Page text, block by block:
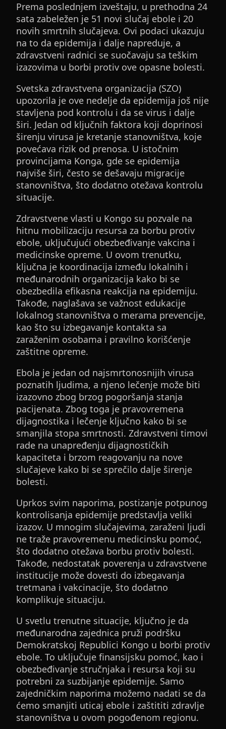
Prema poslednjem izveštaju, u prethodna 24
sata zabeležen je 51 novi slučaj ebole i 20
novih smrtnih slučajeva. Ovi podaci ukazuju
na to da epidemija i dalje napreduje, a
zdravstveni radnici se suočavaju sa teškim
izazovima u borbi protiv ove opasne bolesti.
Svetska zdravstvena organizacija (SZO)
upozorila je ove nedelje da epidemija još nije
stavljena pod kontrolu i da se virus i dalje
širi. Jedan od ključnih faktora koji doprinosi
širenju virusa je kretanje stanovništva, koje
povećava rizik od prenosa. U istočnim
provincijama Konga, gde se epidemija
najviše širi, često se dešavaju migracije
stanovništva, što dodatno otežava kontrolu
situacije.
Zdravstvene vlasti u Kongo su pozvale na
hitnu mobilizaciju resursa za borbu protiv
ebole, uključujući obezbeđivanje vakcina i
medicinske opreme. U ovom trenutku,
ključna je koordinacija između lokalnih i
međunarodnih organizacija kako bi se
obezbedila efikasna reakcija na epidemiju.
Takođe, naglašava se važnost edukacije
lokalnog stanovništva o merama prevencije,
kao što su izbegavanje kontakta sa
zaraženim osobama i pravilno korišćenje
zaštitne opreme.
Ebola je jedan od najsmrtonosnijih virusa
poznatih ljudima, a njeno lečenje može biti
izazovno zbog brzog pogoršanja stanja
pacijenata. Zbog toga je pravovremena
dijagnostika i lečenje ključno kako bi se
smanjila stopa smrtnosti. Zdravstveni timovi
rade na unapređenju dijagnostičkih
kapaciteta i brzom reagovanju na nove
slučajeve kako bi se sprečilo dalje širenje
bolesti.
Uprkos svim naporima, postizanje potpunog
kontrolisanja epidemije predstavlja veliki
izazov. U mnogim slučajevima, zaraženi ljudi
ne traže pravovremenu medicinsku pomoć,
što dodatno otežava borbu protiv bolesti.
Takođe, nedostatak poverenja u zdravstvene
institucije može dovesti do izbegavanja
tretmana i vakcinacije, što dodatno
komplikuje situaciju.
U svetlu trenutne situacije, ključno je da
međunarodna zajednica pruži podršku
Demokratskoj Republici Kongo u borbi protiv
ebole. To uključuje finansijsku pomoć, kao i
obezbeđivanje stručnjaka i resursa koji su
potrebni za suzbijanje epidemije. Samo
zajedničkim naporima možemo nadati se da
ćemo smanjiti uticaj ebole i zaštititi zdravlje
stanovništva u ovom pogođenom regionu.